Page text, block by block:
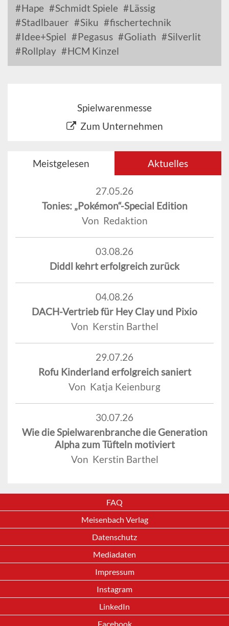
Hape
Schmidt Spiele
Lässig
Stadlbauer
Siku
fischertechnik
Idee+Spiel
Pegasus Goliath
Silverlit
Rollplay
HCM Kinzel
Spielwarenmesse
Zum Unternehmen
Meistgelesen Aktuelles
27.05.26
Tonies: „Pokémon“-Special Edition
Von Redaktion
03.08.26
Diddl kehrt erfolgreich zurück
04.08.26
DACH-Vertrieb für Hey Clay und Pixio
Von Kerstin Barthel
29.07.26
Rofu Kinderland erfolgreich saniert
Von Katja Keienburg
30.07.26
Wie die Spielwarenbranche die Generation
Alpha zum Tüfteln motiviert
Von Kerstin Barthel
FAQ
Meisenbach Verlag
Datenschutz
Mediadaten
Impressum
Instagram
LinkedIn
Facebook